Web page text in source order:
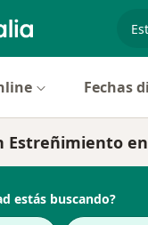
Fechas
Estreñimiento
estás buscando?